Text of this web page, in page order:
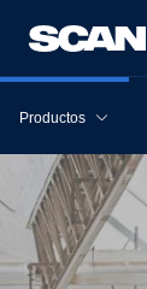
Productos